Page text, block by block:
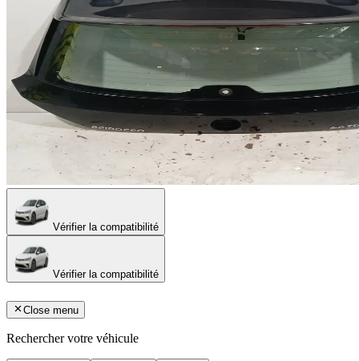
Vérifier la compatibilité
Vérifier la compatibilité
Close menu
Rechercher votre véhicule